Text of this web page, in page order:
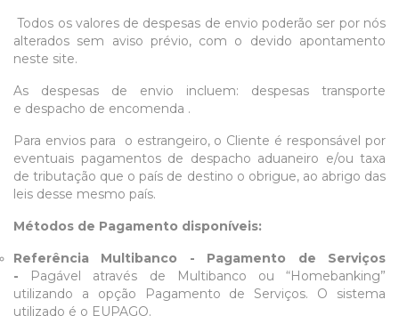
Todos os valores de despesas de envio poderão ser por nós
alterados sem aviso prévio, com o devido apontamento
neste site.
As despesas de envio incluem: despesas transporte
e despacho de encomenda .
Para envios para o estrangeiro, o Cliente é responsável por
eventuais pagamentos de despacho aduaneiro e/ou taxa
de tributação que o país de destino o obrigue, ao abrigo das
leis desse mesmo país.
Métodos de Pagamento disponíveis:
Referência Multibanco - Pagamento de Serviços
-
Pagável através de Multibanco ou “Homebanking”
utilizando a opção Pagamento de Serviços. O sistema
utilizado é o EUPAGO.